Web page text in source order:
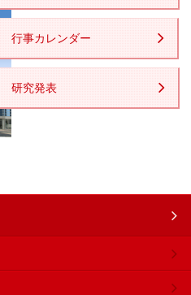
行事カレンダー
研究発表